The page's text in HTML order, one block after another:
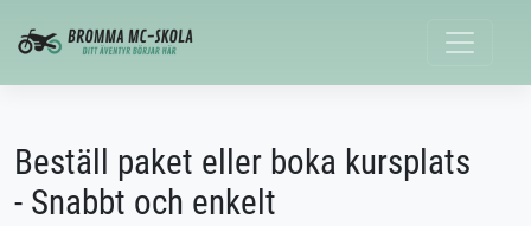
Beställ paket eller boka kursplats
- Snabbt och enkelt